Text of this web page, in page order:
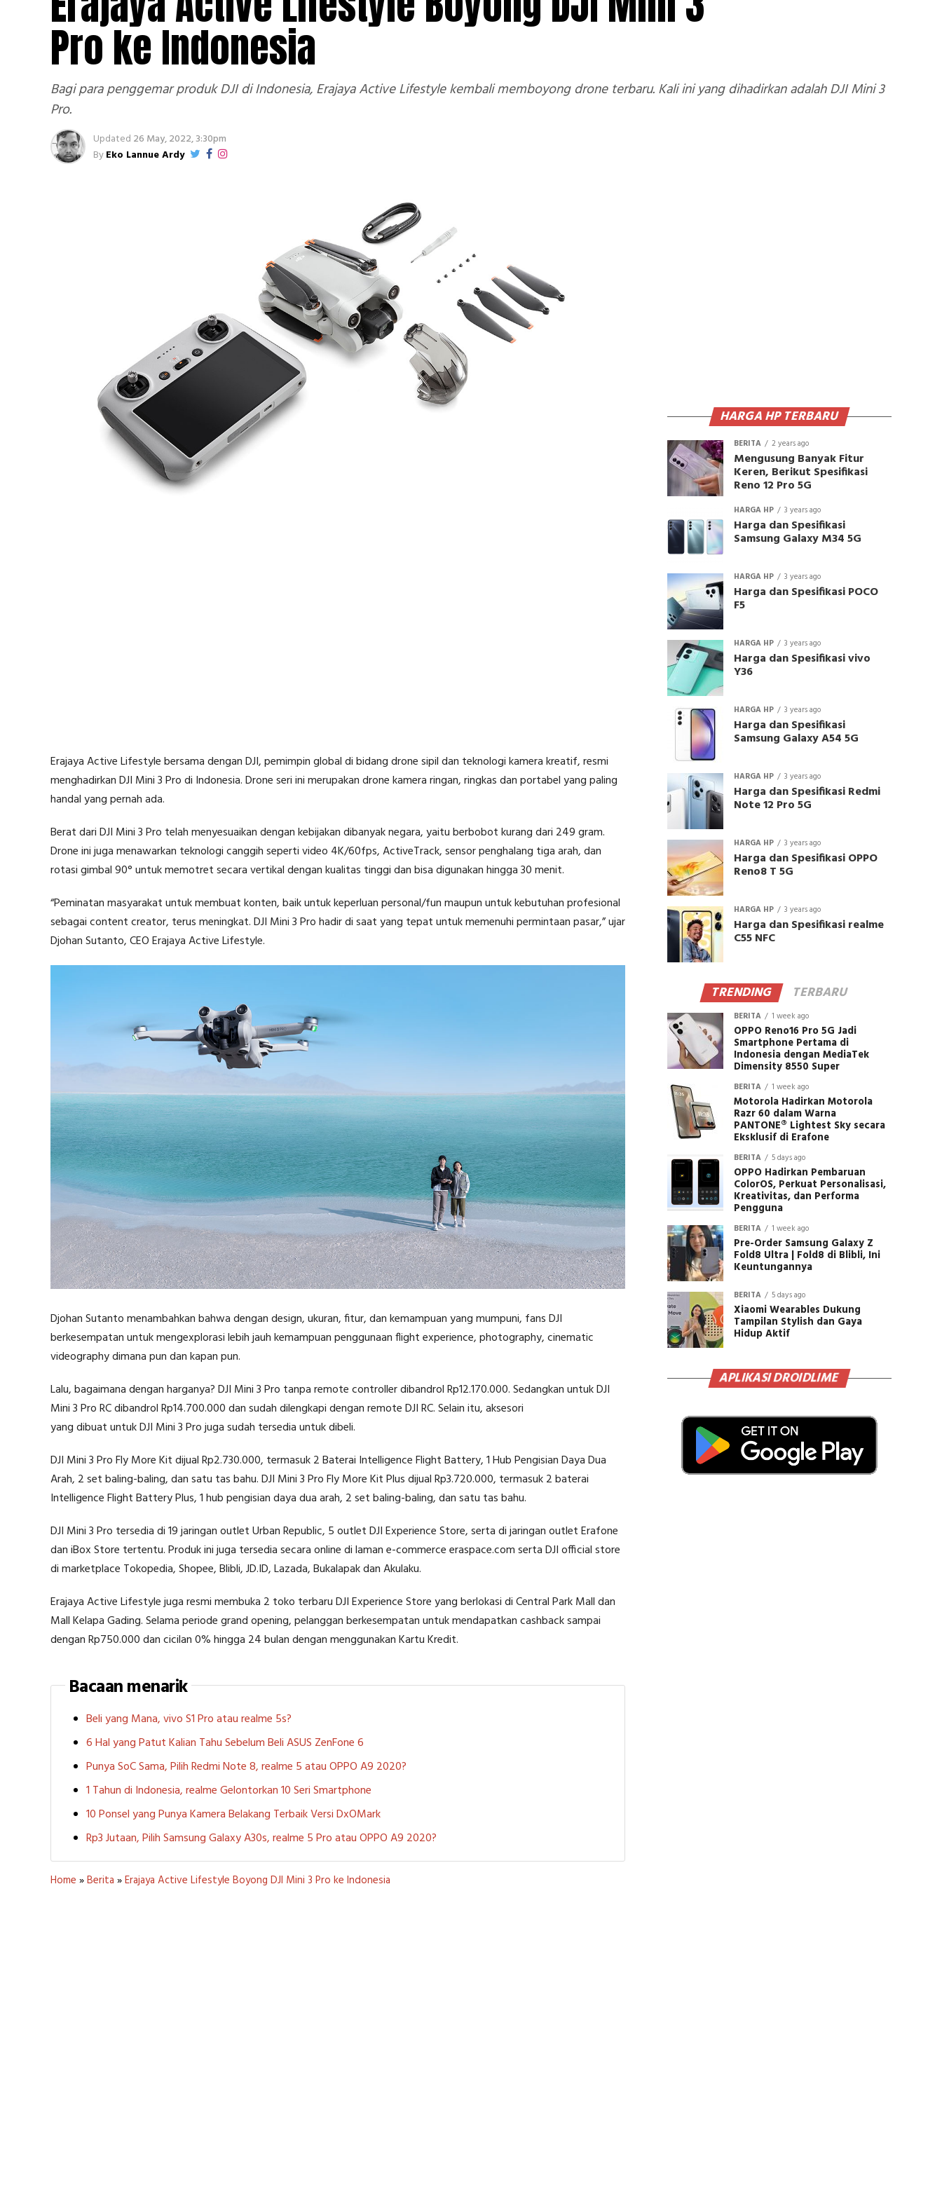
Pro ke Indonesia
Bagi para penggemar produk DJI di Indonesia, Erajaya Active Lifestyle kembali memboyong drone terbaru. Kali ini yang dihadirkan adalah DJI Mini 3
Pro.
Updated 26 May, 2022, 3:30pm
ByEko Lannue Ardy
Erajaya Active Lifestyle bersama dengan DJI, pemimpin global di bidang drone sipil dan teknologi kamera kreatif, resmi
menghadirkan DJI Mini 3 Pro di Indonesia. Drone seri ini merupakan drone kamera ringan, ringkas dan portabel yang paling
handal yang pernah ada.
Berat dari DJI Mini 3 Pro telah menyesuaikan dengan kebijakan dibanyak negara, yaitu berbobot kurang dari 249 gram.
Drone ini juga menawarkan teknologi canggih seperti video 4K/60fps, ActiveTrack, sensor penghalang tiga arah, dan
rotasi gimbal 90° untuk memotret secara vertikal dengan kualitas tinggi dan bisa digunakan hingga 30 menit.
“Peminatan masyarakat untuk membuat konten, baik untuk keperluan personal/fun maupun untuk kebutuhan profesional
sebagai content creator, terus meningkat. DJI Mini 3 Pro hadir di saat yang tepat untuk memenuhi permintaan pasar,” ujar
Djohan Sutanto, CEO Erajaya Active Lifestyle.
Djohan Sutanto menambahkan bahwa dengan design, ukuran, fitur, dan kemampuan yang mumpuni, fans DJI
berkesempatan untuk mengexplorasi lebih jauh kemampuan penggunaan flight experience, photography, cinematic
videography dimana pun dan kapan pun.
Lalu, bagaimana dengan harganya? DJI Mini 3 Pro tanpa remote controller dibandrol Rp12.170.000. Sedangkan untuk DJI
Mini 3 Pro RC dibandrol Rp14.700.000 dan sudah dilengkapi dengan remote DJI RC. Selain itu, aksesori
yang dibuat untuk DJI Mini 3 Pro juga sudah tersedia untuk dibeli.
DJI Mini 3 Pro Fly More Kit dijual Rp2.730.000, termasuk 2 Baterai Intelligence Flight Battery, 1 Hub Pengisian Daya Dua
Arah, 2 set baling-baling, dan satu tas bahu. DJI Mini 3 Pro Fly More Kit Plus dijual Rp3.720.000, termasuk 2 baterai
Intelligence Flight Battery Plus, 1 hub pengisian daya dua arah, 2 set baling-baling, dan satu tas bahu.
DJI Mini 3 Pro tersedia di 19 jaringan outlet Urban Republic, 5 outlet DJI Experience Store, serta di jaringan outlet Erafone
dan iBox Store tertentu. Produk ini juga tersedia secara online di laman e-commerce eraspace.com serta DJI official store
di marketplace Tokopedia, Shopee, Blibli, JD.ID, Lazada, Bukalapak dan Akulaku.
Erajaya Active Lifestyle juga resmi membuka 2 toko terbaru DJI Experience Store yang berlokasi di Central Park Mall dan
Mall Kelapa Gading. Selama periode grand opening, pelanggan berkesempatan untuk mendapatkan cashback sampai
dengan Rp750.000 dan cicilan 0% hingga 24 bulan dengan menggunakan Kartu Kredit.
Bacaan menarik
Beli yang Mana, vivo S1 Pro atau realme 5s?
6 Hal yang Patut Kalian Tahu Sebelum Beli ASUS ZenFone 6
Punya SoC Sama, Pilih Redmi Note 8, realme 5 atau OPPO A9 2020?
1 Tahun di Indonesia, realme Gelontorkan 10 Seri Smartphone
10 Ponsel yang Punya Kamera Belakang Terbaik Versi DxOMark
Rp3 Jutaan, Pilih Samsung Galaxy A30s, realme 5 Pro atau OPPO A9 2020?
Home »Berita »Erajaya Active Lifestyle Boyong DJI Mini 3 Pro ke Indonesia
HARGA HP TERBARU
BERITA 2 years ago
Mengusung Banyak Fitur
Keren, Berikut Spesifikasi
Reno 12 Pro 5G
HARGA HP 3 years ago
Harga dan Spesifikasi
Samsung Galaxy M34 5G
HARGA HP 3 years ago
Harga dan Spesifikasi POCO
F5
HARGA HP 3 years ago
Harga dan Spesifikasi vivo
Y36
HARGA HP 3 years ago
Harga dan Spesifikasi
Samsung Galaxy A54 5G
HARGA HP 3 years ago
Harga dan Spesifikasi Redmi
Note 12 Pro 5G
HARGA HP 3 years ago
Harga dan Spesifikasi OPPO
Reno8 T 5G
HARGA HP 3 years ago
Harga dan Spesifikasi realme
C55 NFC
TRENDING TERBARU
BERITA 1 week ago
OPPO Reno16 Pro 5G Jadi
Smartphone Pertama di
Indonesia dengan MediaTek
Dimensity 8550 Super
BERITA 1 week ago
Motorola Hadirkan Motorola
Razr 60 dalam Warna
PANTONE® Lightest Sky secara
Eksklusif di Erafone
BERITA 5 days ago
OPPO Hadirkan Pembaruan
ColorOS, Perkuat Personalisasi,
Kreativitas, dan Performa
Pengguna
BERITA 1 week ago
Pre-Order Samsung Galaxy Z
Fold8 Ultra | Fold8 di Blibli, Ini
Keuntungannya
BERITA 5 days ago
Xiaomi Wearables Dukung
Tampilan Stylish dan Gaya
Hidup Aktif
APLIKASI DROIDLIME